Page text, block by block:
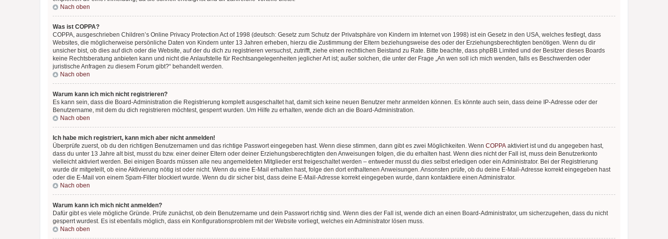
Nach oben
Was ist COPPA?
COPPA, ausgeschrieben Children’s Online Privacy Protection Act of 1998 (deutsch: Gesetz zum Schutz der Privatsphäre von Kindern im Internet von 1998) ist ein Gesetz in den USA, welches festlegt, dass
Websites, die möglicherweise persönliche Daten von Kindern unter 13 Jahren erheben, hierzu die Zustimmung der Eltern beziehungsweise des oder der Erziehungsberechtigten benötigen. Wenn du dir
unsicher bist, ob dies auf dich oder die Website, auf der du dich zu registrieren versuchst, zutrifft, ziehe einen rechtlichen Beistand zu Rate. Bitte beachte, dass phpBB Limited und der Besitzer dieses Boards
keine Rechtsberatung anbieten kann und nicht die Anlaufstelle für Rechtsangelegenheiten jeglicher Art ist; außer solchen, die unter der Frage „An wen soll ich mich wenden, falls es Beschwerden oder
juristische Anfragen zu diesem Forum gibt?“ behandelt werden.
Nach oben
Warum kann ich mich nicht registrieren?
Es kann sein, dass die Board-Administration die Registrierung komplett ausgeschaltet hat, damit sich keine neuen Benutzer mehr anmelden können. Es könnte auch sein, dass deine IP-Adresse oder der
Benutzername, mit dem du dich registrieren möchtest, gesperrt wurden. Um Hilfe zu erhalten, wende dich an die Board-Administration.
Nach oben
Ich habe mich registriert, kann mich aber nicht anmelden!
Überprüfe zuerst, ob du den richtigen Benutzernamen und das richtige Passwort eingegeben hast. Wenn diese stimmen, dann gibt es zwei Möglichkeiten. Wenn COPPA aktiviert ist und du angegeben hast,
dass du unter 13 Jahre alt bist, musst du bzw. einer deiner Eltern oder deiner Erziehungsberechtigten den Anweisungen folgen, die du erhalten hast. Wenn dies nicht der Fall ist, muss dein Benutzerkonto
vielleicht aktiviert werden. Bei einigen Boards müssen alle neu angemeldeten Mitglieder erst freigeschaltet werden – entweder musst du dies selbst erledigen oder ein Administrator. Bei der Registrierung
wurde dir mitgeteilt, ob eine Aktivierung nötig ist oder nicht. Wenn du eine E-Mail erhalten hast, folge den dort enthaltenen Anweisungen. Ansonsten prüfe, ob du deine E-Mail-Adresse korrekt eingegeben hast
oder die E-Mail von einem Spam-Filter blockiert wurde. Wenn du dir sicher bist, dass deine E-Mail-Adresse korrekt eingegeben wurde, dann kontaktiere einen Administrator.
Nach oben
Warum kann ich mich nicht anmelden?
Dafür gibt es viele mögliche Gründe. Prüfe zunächst, ob dein Benutzername und dein Passwort richtig sind. Wenn dies der Fall ist, wende dich an einen Board-Administrator, um sicherzugehen, dass du nicht
gesperrt wurdest. Es ist ebenfalls möglich, dass ein Konfigurationsproblem mit der Website vorliegt, welches ein Administrator lösen muss.
Nach oben